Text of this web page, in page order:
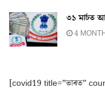
৩১ মাৰ্চত
4
[covid19 title=”ভাৰত”